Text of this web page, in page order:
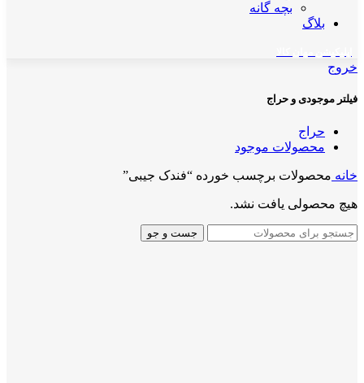
بچه گانه
بلاگ
خروج
فیلتر موجودی و حراج
حراج
محصولات موجود
خانه محصولات برچسب خورده “فندک جیبی”
هیچ محصولی یافت نشد.
جست و جو